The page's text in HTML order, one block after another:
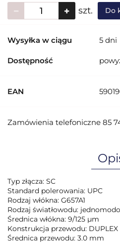
szt. Do
Wysyłka w ciągu 5 dni
Dostępność
EAN
Zamówienia telefoniczne 85
Typ złącza: SC
Standard polerowania: UPC
Rodzaj włókna: G657A1
Rodzaj światłowodu:
Średnica włókna: 9/125 µm
Konstrukcja przewodu: DUPLEX
Średnica przewodu: 3.0 mm